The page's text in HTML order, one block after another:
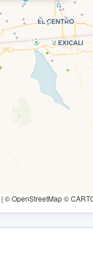
| © OpenStreetMap ©